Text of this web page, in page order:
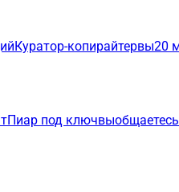
Куратор-копирайтервы20
Пиар под ключвы